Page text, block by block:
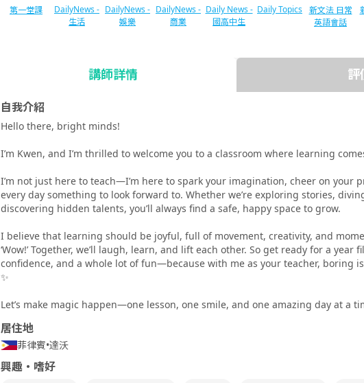
第一堂課
DailyNews -
生活
DailyNews -
娛樂
DailyNews -
商業
Daily News -
國高中生
Daily Topics 新文法 日常
英語會話
口語測驗對策 TOEIC®L&R TOEIC®L&R
以插圖學習英
文文法
主題Talk 口說
發音訓練 基
礎 - 美式英語
-
發音訓練 進
階 - 美式英語
-
發音訓練 實
踐 - 美式英語
-
實踐發音
5分鐘討論
講師詳情 評
自我介紹
Hello there, bright minds!
I’m Kwen, and I’m thrilled to welcome you to a classroom where learning
I’m not just here to teach—I’m here to spark your imagination, cheer on your
every day something to look forward to. Whether we’re exploring stories,
discovering hidden talents, you’ll always find a safe, happy space to grow.
I believe that learning should be joyful, full of movement, creativity, and
‘Wow!’ Together, we’ll laugh, learn, and lift each other. So get ready for a year
confidence, and a whole lot of fun—because with me as your teacher, boring
✨
Let’s make magic happen—one lesson, one smile, and one amazing day at a
居住地
菲律賓•達沃
興趣・嗜好